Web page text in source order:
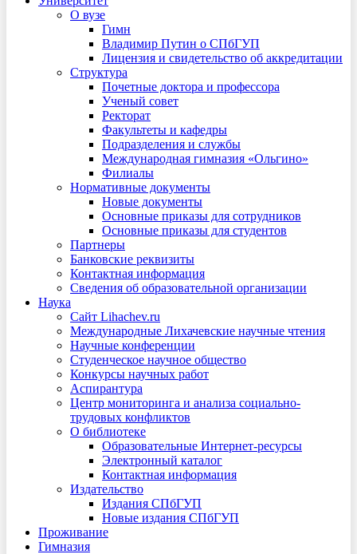
О вузе
Гимн
Владимир Путин о СПбГУП
Лицензия и свидетельство об аккредитации
Структура
Почетные доктора и профессора
Ученый совет
Ректорат
Факультеты и кафедры
Подразделения и службы
Международная гимназия «Ольгино»
Филиалы
Нормативные документы
Новые документы
Основные приказы для сотрудников
Основные приказы для студентов
Партнеры
Банковские реквизиты
Контактная информация
Сведения об образовательной организации
Наука
Сайт Lihachev.ru
Международные Лихачевские научные чтения
Научные конференции
Студенческое научное общество
Конкурсы научных работ
Аспирантура
Центр мониторинга и анализа социально-
трудовых конфликтов
О библиотеке
Образовательные Интернет-ресурсы
Электронный каталог
Контактная информация
Издательство
Издания СПбГУП
Новые издания СПбГУП
Проживание
Гимназия